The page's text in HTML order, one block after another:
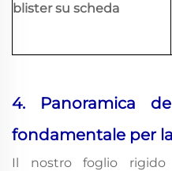
blister su scheda
4. Panoramica
fondamentale per
Il nostro foglio